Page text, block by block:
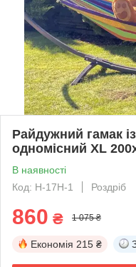
Райдужний гамак
одномісний XL
В наявності
Код: H-17H-1
Роздріб
860 ₴ 1 075 ₴
Економія 215 ₴